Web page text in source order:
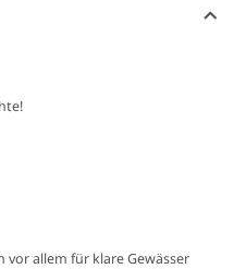
vor allem für klare Gewässer